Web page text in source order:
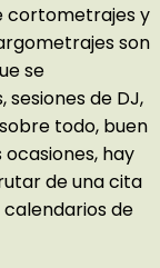
cortometrajes y
son
se
de DJ,
todo, buen
hay
de una cita
de